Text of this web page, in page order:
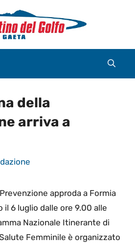
della
arriva a
approda a Formia
il 6 luglio dalle ore 9.00 alle
Nazionale Itinerante di
Femminile è organizzato